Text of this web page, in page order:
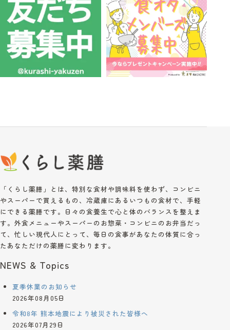
「くらし薬膳」とは、特別な食材や調味料を使わず、コンビニ
やスーパーで買えるもの、冷蔵庫にあるいつもの食材で、手軽
にできる薬膳です。日々の食養生で心と体のバランスを整えま
す。外食メニューやスーパーのお惣菜・コンビニのお弁当だっ
て、忙しい現代人にとって、毎日の食事があなたの体質に合っ
たあなただけの薬膳に変わります。
NEWS & Topics
夏季休業のお知らせ
2026年08月05日
令和8年 熊本地震により被災された皆様へ
2026年07月29日